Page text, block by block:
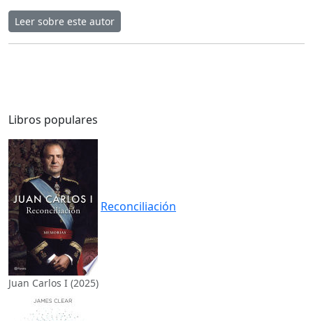
Leer sobre este autor
Libros populares
Reconciliación
Juan Carlos I (2025)